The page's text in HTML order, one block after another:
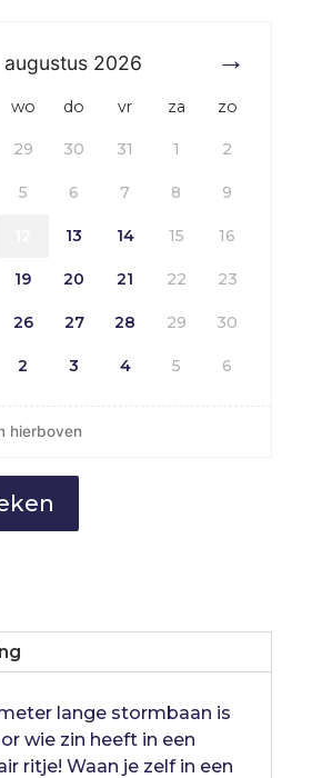
augustus 2026
wo do vr za zo
29 30 31 1 2
5 6 7 8 9
13 14 15 16
19 20 21 22 23
26 27 28 29 30
2 3 4 5 6
hierboven
meter lange stormbaan is
wie zin heeft in een
ritje! Waan je zelf in een